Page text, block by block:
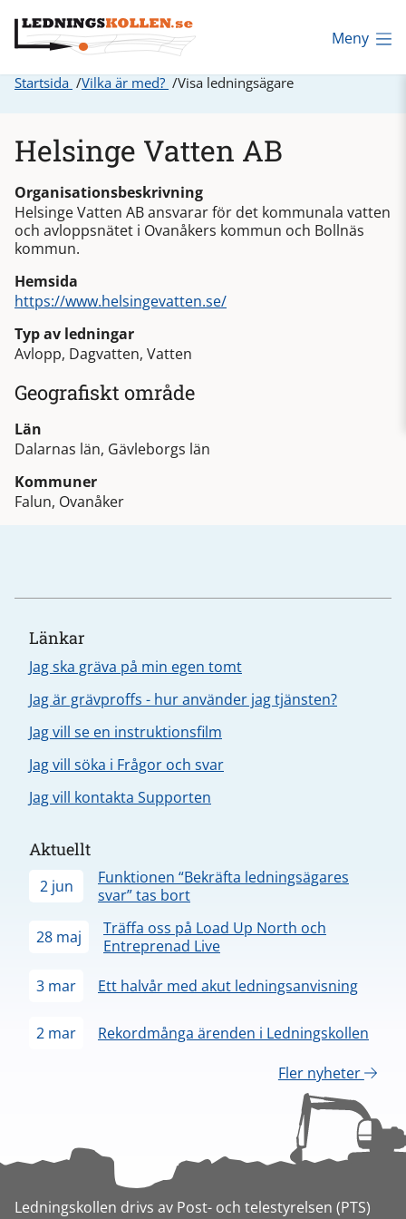
Meny
Startsida Vilka är med? Visa ledningsägare
Helsinge Vatten AB
Organisationsbeskrivning
Helsinge Vatten AB ansvarar för det kommunala vatten
och avloppsnätet i Ovanåkers kommun och Bollnäs
kommun.
Hemsida
https://www.helsingevatten.se/
Typ av ledningar
Avlopp, Dagvatten, Vatten
Geografiskt område
Län
Dalarnas län, Gävleborgs län
Kommuner
Falun, Ovanåker
Länkar
Jag ska gräva på min egen tomt
Jag är grävproffs - hur använder jag tjänsten?
Jag vill se en instruktionsfilm
Jag vill söka i Frågor och svar
Jag vill kontakta Supporten
Aktuellt
2 jun
Funktionen “Bekräfta ledningsägares
svar” tas bort
28 maj
Träffa oss på Load Up North och
Entreprenad Live
3 mar
Ett halvår med akut ledningsanvisning
2 mar
Rekordmånga ärenden i Ledningskollen
Fler nyheter
Ledningskollen drivs av Post- och telestyrelsen (PTS)